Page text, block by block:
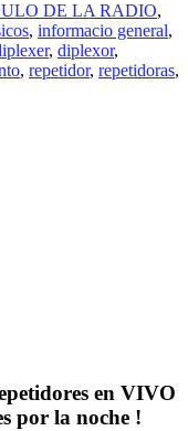
DE LA RADIO,
, informacio general,
, diplexor,
, repetidor, repetidoras,
en VIVO
por la noche !